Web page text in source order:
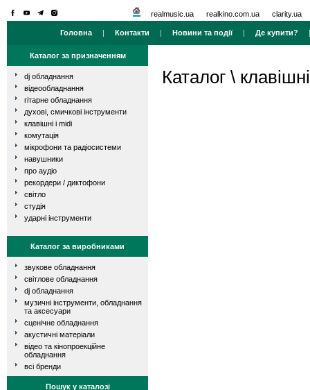
realmusic.ua realkino.com.ua clarity.ua
Головна | Контакти | Новини та події| Де купити?
Каталог за призначенням
dj обладнання
відеообладнання
гітарне обладнання
духові, смичкові інструменти
клавішні і midi
комутація
мікрофони та радіосистеми
навушники
про аудіо
рекордери / диктофони
світло
студія
ударні інструменти
Каталог за виробниками
звукове обладнання
світлове обладнання
dj обладнання
музичні інструменти, обладнання
та аксесуари
сценічне обладнання
акустичні матеріали
відео та кінопроекційне
обладнання
всі бренди
Пошук у каталозі
Каталог \